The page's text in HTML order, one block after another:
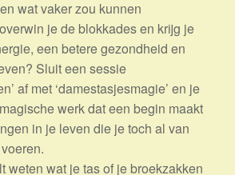
wat vaker zou kunnen
je de blokkades en krijg je
een betere gezondheid en
Sluit een sessie
af met ‘damestasjesmagie’ en je
werk dat een begin maakt
in je leven die je toch al van
weten wat je tas of je broekzakken